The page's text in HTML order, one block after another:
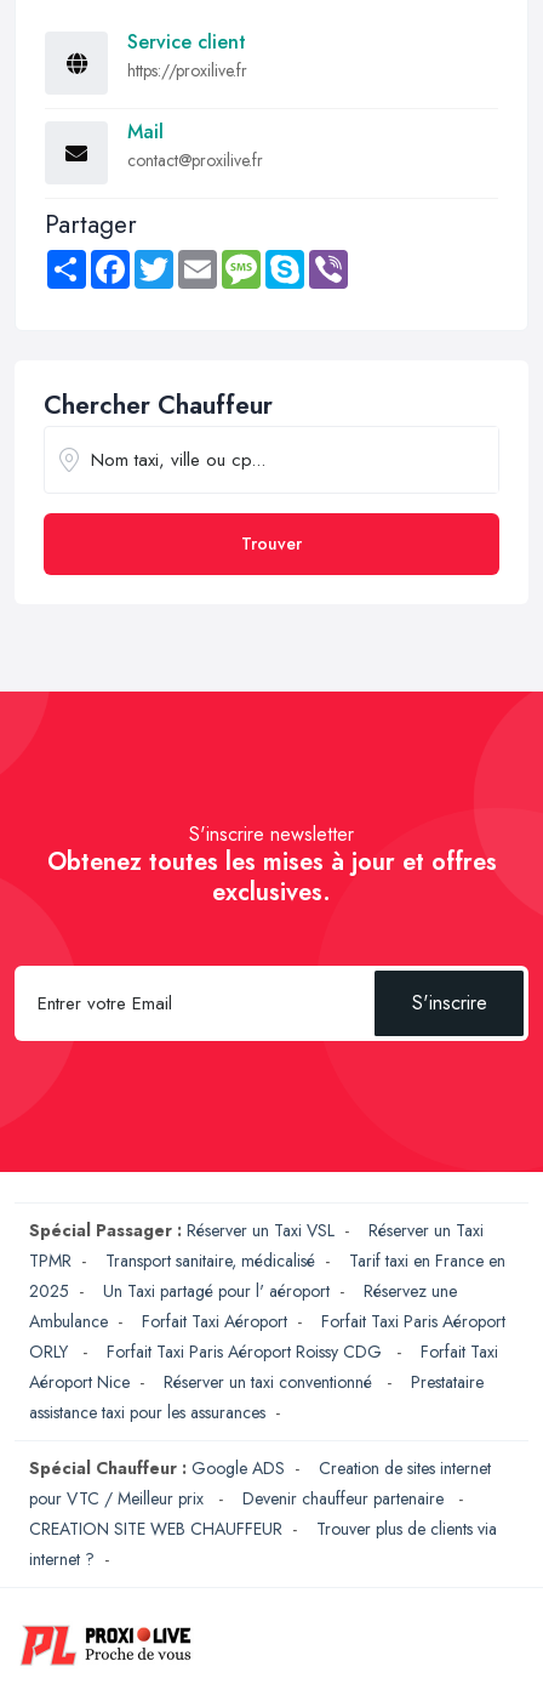
Service client
https://proxilive.fr
Mail
contact@proxilive.fr
Partager
Share FacebookTwitter Email MessageSkype
Chercher Chauffeur
Trouver
S'inscrire newsletter
Obtenez toutes les mises à jour et offres
exclusives.
S'inscrire
Spécial Passager : Réserver un Taxi VSL - Réserver un Taxi
TPMR - Transport sanitaire, médicalisé - Tarif taxi en France en
2025 - Un Taxi partagé pour l' aéroport - Réservez une
Ambulance - Forfait Taxi Aéroport - Forfait Taxi Paris Aéroport
ORLY
- Forfait Taxi Paris Aéroport Roissy CDG - Forfait Taxi
Aéroport Nice - Réserver un taxi conventionné - Prestataire
assistance taxi pour les assurances -
Spécial Chauffeur : Google ADS - Creation de sites internet
pour VTC / Meilleur prix
- Devenir chauffeur partenaire
-
CREATION SITE WEB CHAUFFEUR - Trouver plus de clients via
internet ? -